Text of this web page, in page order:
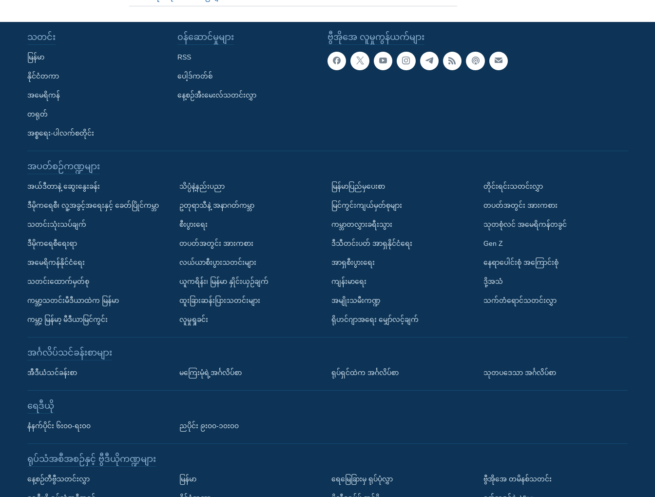
ဗွီအိုအေ လူမှုကွန်ယက်များ
သတင်း
မြန်မာ
နိုင်ငံတကာ
အမေရိကန်
တရုတ်
အစ္စရေး-ပါလက်စတိုင်း
၀န်ဆောင်မှုများ
RSS
ပေါ့ဒ်ကတ်စ်
နေ့စဉ်အီးမေးလ်သတင်းလွှာ
အပတ်စဉ်ကဏ္ဍများ
အယ်ဒီတာနဲ့ ဆွေးနွေးခန်း
ဒီမိုကရေစီ၊ လူ့အခွင့်အရေးနှင့် ခေတ်ပြိုင်ကမ္ဘာ
သတင်းသုံးသပ်ချက်
ဒီမိုကရေစီရေးရာ
အမေရိကန်နိုင်ငံရေး
သတင်းထောက်မှတ်စု
ကမ္ဘာ့သတင်းမီဒီယာထဲက မြန်မာ
ကမ္ဘာ့ မြန်မာ့ မီဒီယာမြင်ကွင်း
သိပ္ပံနဲ့နည်းပညာ
ဥတုရာသီနဲ့ အနာဂတ်ကမ္ဘာ
စီးပွားရေး
တပတ်အတွင်း အားကစား
လယ်ယာစီးပွားသတင်းများ
ယူကရိန်း၊ မြန်မာ နှိုင်းယှဉ်ချက်
ထူးခြားဆန်းပြားသတင်းများ
လူမှုရှုခင်း
မြန်မာပြည်မှပေးစာ
မြင်ကွင်းကျယ်မှတ်စုများ
ကမ္ဘာတလွှားခရီးသွား
ဒီသီတင်းပတ် အာရှနိုင်ငံရေး
အာရှစီးပွားရေး
ကျန်းမာရေး
အမျိုးသမီးကဏ္ဍ
ရိုဟင်ဂျာအရေး မျှော်လင့်ချက်
တိုင်းရင်းသတင်းလွှာ
တပတ်အတွင်း အားကစား
သုတစုံလင် အမေရိကန်တခွင်
Gen Z
နေရာပေါင်းစုံ အကြောင်းစုံ
ဒို့အသံ
သက်တံရောင်သတင်းလွှာ
အင်္ဂလိပ်သင်ခန်းစာများ
အီဒီယံသင်ခန်းစာ မကြေးမုံရဲ့အင်္ဂလိပ်စာ ရုပ်ရှင်ထဲက အင်္ဂလိပ်စာ သုတပဒေသာ အင်္ဂလိပ်စာ
ရေဒီယို
နံနက်ပိုင်း ၆း၀၀-ရး၀၀ ညပိုင်း ၉း၀၀-၁၀း၀၀
ရုပ်သံအစီအစဉ်နှင့် ဗွီဒီယိုကဏ္ဍများ
နေ့စဉ်တီဗွီသတင်းလွှာ မြန်မာ ရေမြေခြားမှ ရုပ်ပုံလွှာ ဗွီအိုအေ တမိနစ်သတင်း